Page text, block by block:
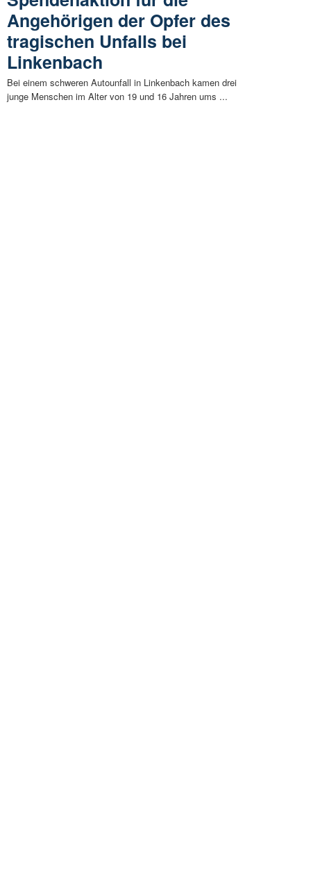
Angehörigen der Opfer des
tragischen Unfalls bei
Linkenbach
Bei einem schweren Autounfall in Linkenbach kamen drei
junge Menschen im Alter von 19 und 16 Jahren ums ...